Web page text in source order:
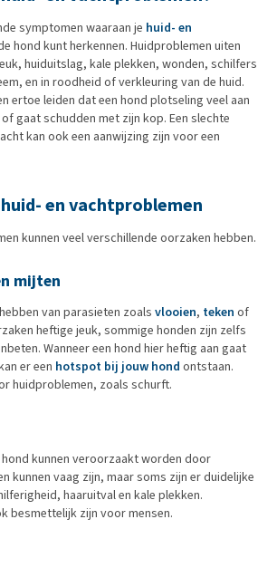
symptomen waaraan je huid- en
hond kunt herkennen. Huidproblemen uiten
huiduitslag, kale plekken, wonden, schilfers
en in roodheid of verkleuring van de huid.
ertoe leiden dat een hond plotseling veel aan
gaat schudden met zijn kop. Een slechte
kan ook een aanwijzing zijn voor een
en vachtproblemen
kunnen veel verschillende oorzaken hebben.
mijten
van parasieten zoals vlooien, teken of
heftige jeuk, sommige honden zijn zelfs
Wanneer een hond hier heftig aan gaat
er een hotspot bij jouw hond ontstaan.
huidproblemen, zoals schurft.
kunnen veroorzaakt worden door
kunnen vaag zijn, maar soms zijn er duidelijke
haaruitval en kale plekken.
besmettelijk zijn voor mensen.